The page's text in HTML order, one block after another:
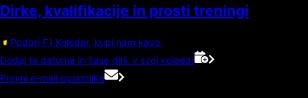
Dirke, kvalifikacije in prosti treningi
Podpri F1 Koledar, kupi nam kavo.
Dodaj te datume in čase dirk v svoj koledar
Prejmi e-mail opomnike